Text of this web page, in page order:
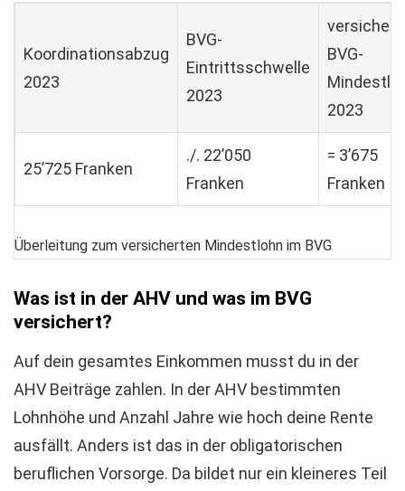
Koordinationsabzug
2023
BVG-
Eintrittsschwelle
2023
BVG-
2023
25’725 Franken
./. 22’050
Franken
= 3’675
Franken
Überleitung zum versicherten Mindestlohn im BVG
Was ist in der AHV und was im BVG
versichert?
Auf dein gesamtes Einkommen musst du in der
AHV Beiträge zahlen. In der AHV bestimmten
Lohnhöhe und Anzahl Jahre wie hoch deine Rente
ausfällt. Anders ist das in der obligatorischen
beruflichen Vorsorge. Da bildet nur ein kleineres Teil